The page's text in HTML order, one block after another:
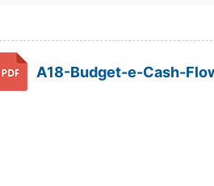
A18-Budget-e-Cash-